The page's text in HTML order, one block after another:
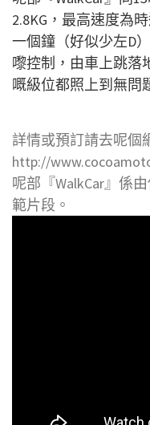
2.8KG，最高速度為
一個鐘（好似少左D
嚟控制，由車上跳落
嘅級位都照上到無問
詳情或預訂請去呢個
http://
呢部『WalkCar』係
範片段。